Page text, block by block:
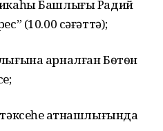
Башлығы Радий
(10.00 сәғәттә);
арналған Бѳтѳн
ҡатнашлығында